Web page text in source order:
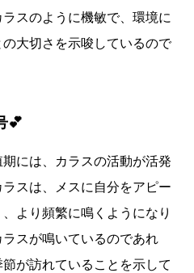
スのように機敏で、環境に
大切さを示唆しているので
💕
には、カラスの活動が活発
スは、メスに自分をアピー
より頻繁に鳴くようになり
スが鳴いているのであれ
が訪れていることを示して